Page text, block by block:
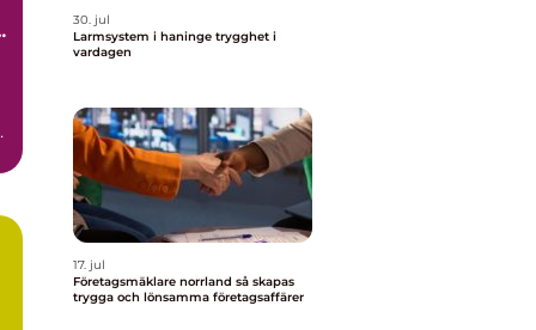
30. jul
Larmsystem i haninge trygghet i
vardagen
17. jul
Företagsmäklare norrland så skapas
trygga och lönsamma företagsaffärer